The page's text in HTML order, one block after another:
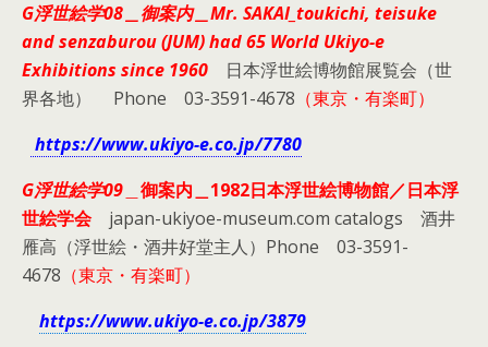
G浮世絵学08＿御案内＿Mr. SAKAI_toukichi, teisuke
and senzaburou (JUM) had 65 World Ukiyo-e
Exhibitions since 1960
日本浮世絵博物館展覧会（世
界各地） Phone 03-3591-4678 （東京・有楽町）
https://www.ukiyo-e.co.jp/7780
G浮世絵学09
御案内＿1982日本浮世絵博物館／日本浮
世絵学会japan-ukiyoe-museum.com catalogs 酒井
雁高（浮世絵・酒井好堂主人）Phone 03-3591-
4678 （東京・有楽町）
https://www.ukiyo-e.co.jp/3879